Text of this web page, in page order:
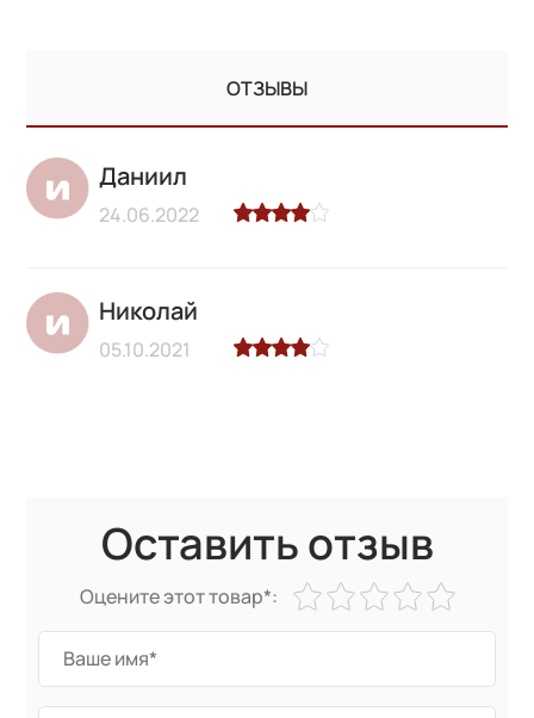
ОТЗЫВЫ
Даниил
24.06.2022
Николай
05.10.2021
Оставить отзыв
Оцените этот товар*: